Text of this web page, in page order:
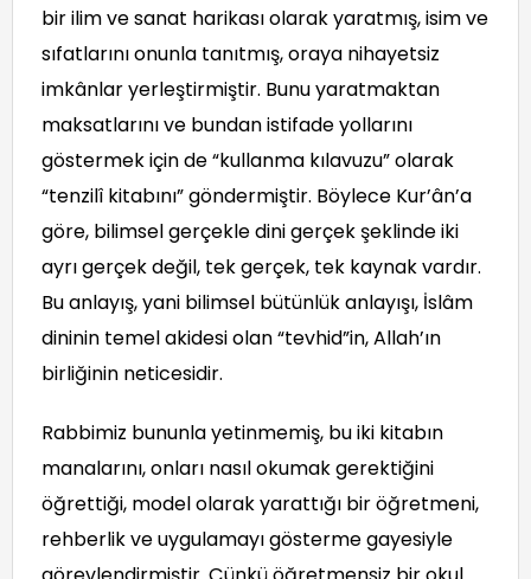
bir ilim ve sanat harikası olarak yaratmış, isim ve
sıfatlarını onunla tanıtmış, oraya nihayetsiz
imkânlar yerleştirmiştir. Bunu yaratmaktan
maksatlarını ve bundan istifade yollarını
göstermek için de “kullanma kılavuzu” olarak
“tenzilî kitabını” göndermiştir. Böylece Kur’ân’a
göre, bilimsel gerçekle dini gerçek şeklinde iki
ayrı gerçek değil, tek gerçek, tek kaynak vardır.
Bu anlayış, yani bilimsel bütünlük anlayışı, İslâm
dininin temel akidesi olan “tevhid”in, Allah’ın
birliğinin neticesidir.
Rabbimiz bununla yetinmemiş, bu iki kitabın
manalarını, onları nasıl okumak gerektiğini
öğrettiği, model olarak yarattığı bir öğretmeni,
rehberlik ve uygulamayı gösterme gayesiyle